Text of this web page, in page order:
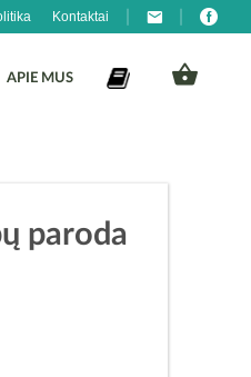
Kontaktai
APIE MUS
paroda